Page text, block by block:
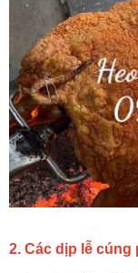
2. Các dịp lễ cúng